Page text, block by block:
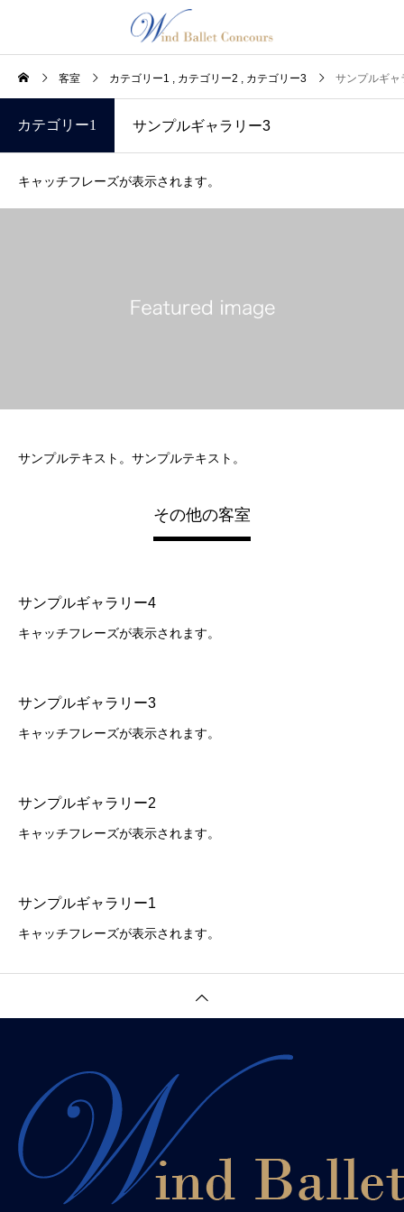
客室 カテゴリー1 カテゴリー2 カテゴリー3 サンプルギャ
カテゴリー1 サンプルギャラリー3
キャッチフレーズが表示されます。
サンプルテキスト。サンプルテキスト。
その他の客室
サンプルギャラリー4
キャッチフレーズが表示されます。
サンプルギャラリー3
キャッチフレーズが表示されます。
サンプルギャラリー2
キャッチフレーズが表示されます。
サンプルギャラリー1
キャッチフレーズが表示されます。